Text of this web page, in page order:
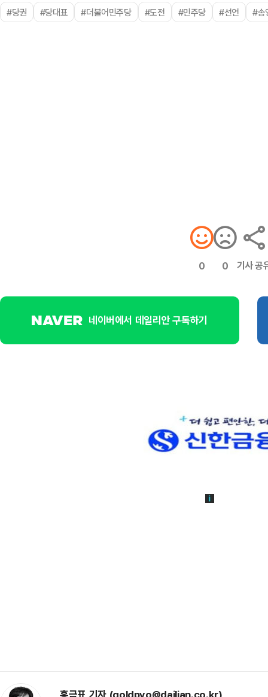
#당권 #당대표 #더불어민주당 #도전 #민주당 #선언 #송
0 0 기사 공
네이버에서 데일리안 구독하기